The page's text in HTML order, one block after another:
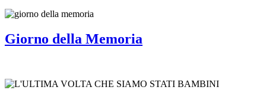
Giorno della Memoria